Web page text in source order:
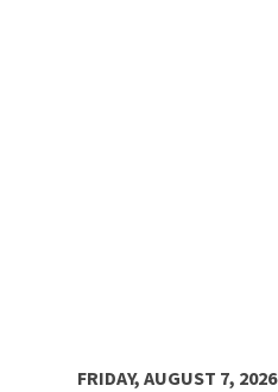
FRIDAY, AUGUST 7, 2026